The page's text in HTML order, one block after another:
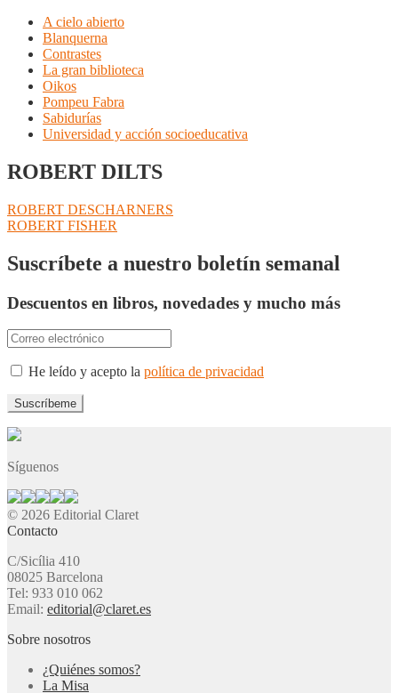
A cielo abierto
Blanquerna
Contrastes
La gran biblioteca
Oikos
Pompeu Fabra
Sabidurías
Universidad y acción socioeducativa
ROBERT DILTS
Navegación
de
entradas
Anterior:
ROBERT DESCHARNERS
Siguiente:
ROBERT FISHER
Suscríbete a nuestro boletín semanal
Descuentos en libros, novedades y mucho más
He leído y acepto la política de privacidad
Síguenos
© 2026 Editorial Claret
Contacto
C/Sicília 410
08025 Barcelona
Tel: 933 010 062
Email: editorial@claret.es
Sobre nosotros
¿Quiénes somos?
La Misa